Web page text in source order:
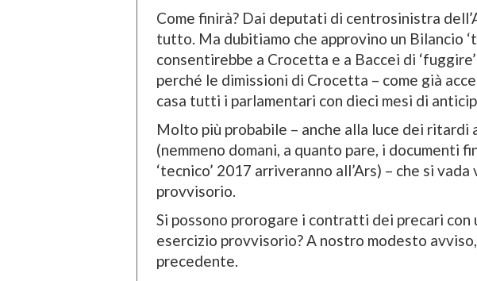
Come finirà? Dai deputati di centrosinistra
tutto. Ma dubitiamo che approvino un Bilancio
consentirebbe a Crocetta e a Baccei di
perché le dimissioni di Crocetta – come già
casa tutti i parlamentari con dieci mesi di
Molto più probabile – anche alla luce dei ritardi
(nemmeno domani, a quanto pare, i documenti
‘tecnico’ 2017 arriveranno all’Ars) – che si vada
provvisorio.
Si possono prorogare i contratti dei precari con
esercizio provvisorio? A nostro modesto avviso,
precedente.